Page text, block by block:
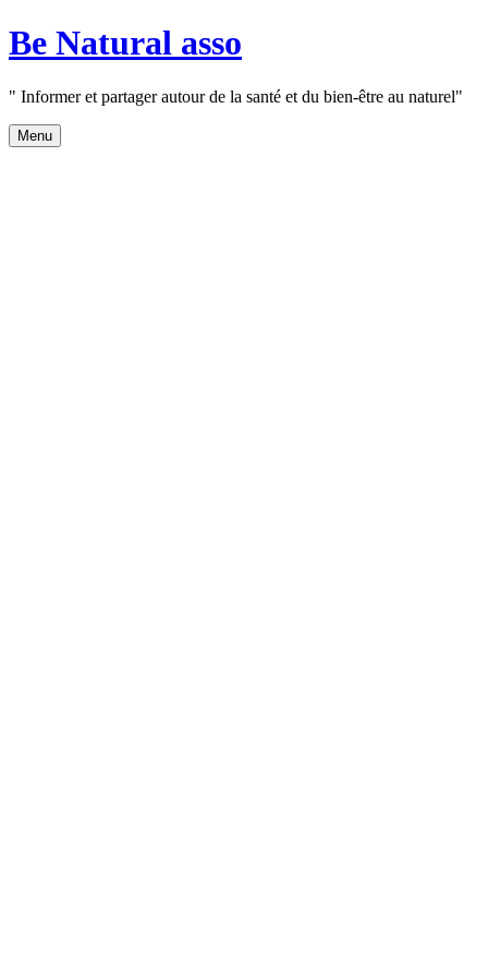
Aller
au
Be Natural asso
" Informer et partager autour de la santé et du bien-être au naturel"
Menu